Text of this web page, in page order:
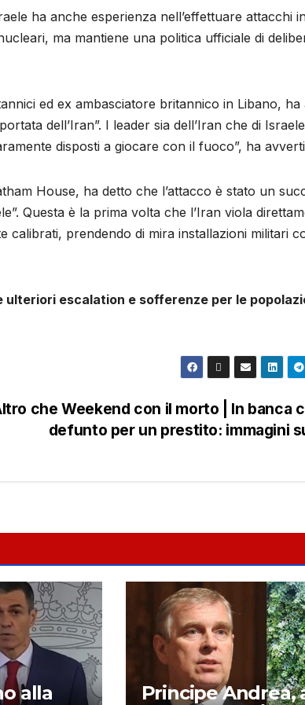
ha anche esperienza nell’effettuare attacchi
ma mantiene una politica ufficiale di
ed ex ambasciatore britannico in Libano,
dell’Iran”. I leader sia dell’Iran che di
disposti a giocare con il fuoco”, ha
House, ha detto che l’attacco è stato un
Questa è la prima volta che l’Iran viola
calibrati, prendendo di mira installazioni militari
escalation e sofferenze per le
che Weekend con il morto | In banca
defunto per un prestito: immagini
alla
Principe Andrea,